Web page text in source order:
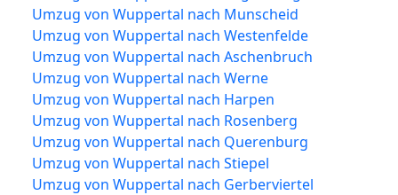
Umzug von Wuppertal nach Munscheid
Umzug von Wuppertal nach Westenfelde
Umzug von Wuppertal nach Aschenbruch
Umzug von Wuppertal nach Werne
Umzug von Wuppertal nach Harpen
Umzug von Wuppertal nach Rosenberg
Umzug von Wuppertal nach Querenburg
Umzug von Wuppertal nach Stiepel
Umzug von Wuppertal nach Gerberviertel